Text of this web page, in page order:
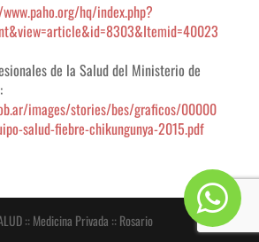
hq/index.php?
de la Salud del Ministerio de
images/stories/bes/graficos/00000
salud-fiebre-chikungunya-2015.pdf
:: Medicina Privada :: Rosario